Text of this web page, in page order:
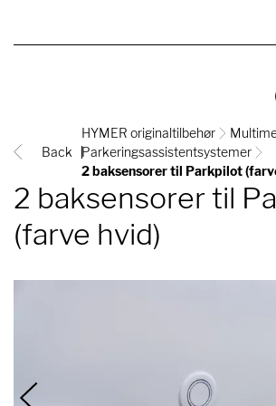
Back
HYMER originaltilbehør
Parkeringsassistentsystemer
2 baksensorer til Parkpilot
2 baksensorer til
(farve hvid)